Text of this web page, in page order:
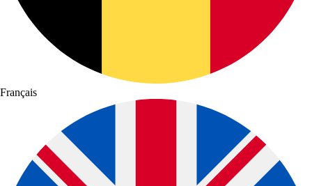
Français